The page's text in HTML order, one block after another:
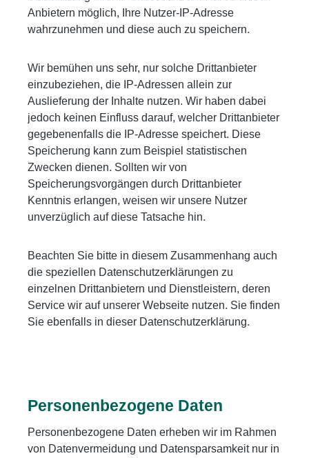
Anbietern möglich, Ihre Nutzer-IP-Adresse
wahrzunehmen und diese auch zu speichern.
Wir bemühen uns sehr, nur solche Drittanbieter
einzubeziehen, die IP-Adressen allein zur
Auslieferung der Inhalte nutzen. Wir haben dabei
jedoch keinen Einfluss darauf, welcher Drittanbieter
gegebenenfalls die IP-Adresse speichert. Diese
Speicherung kann zum Beispiel statistischen
Zwecken dienen. Sollten wir von
Speicherungsvorgängen durch Drittanbieter
Kenntnis erlangen, weisen wir unsere Nutzer
unverzüglich auf diese Tatsache hin.
Beachten Sie bitte in diesem Zusammenhang auch
die speziellen Datenschutzerklärungen zu
einzelnen Drittanbietern und Dienstleistern, deren
Service wir auf unserer Webseite nutzen. Sie finden
Sie ebenfalls in dieser Datenschutzerklärung.
Personenbezogene Daten
Personenbezogene Daten erheben wir im Rahmen
von Datenvermeidung und Datensparsamkeit nur in